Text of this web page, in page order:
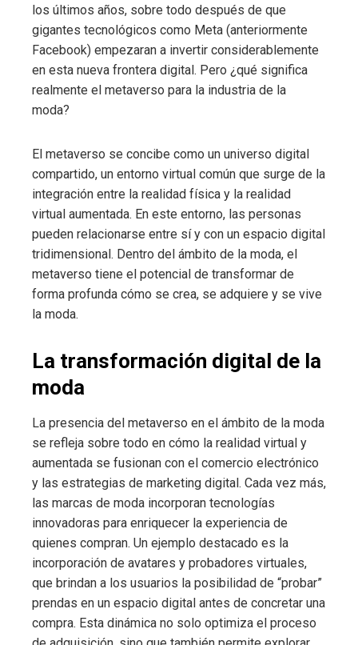
los últimos años, sobre todo después de que
gigantes tecnológicos como Meta (anteriormente
Facebook) empezaran a invertir considerablemente
en esta nueva frontera digital. Pero ¿qué significa
realmente el metaverso para la industria de la
moda?
El metaverso se concibe como un universo digital
compartido, un entorno virtual común que surge de la
integración entre la realidad física y la realidad
virtual aumentada. En este entorno, las personas
pueden relacionarse entre sí y con un espacio digital
tridimensional. Dentro del ámbito de la moda, el
metaverso tiene el potencial de transformar de
forma profunda cómo se crea, se adquiere y se vive
la moda.
La transformación digital de la
moda
La presencia del metaverso en el ámbito de la moda
se refleja sobre todo en cómo la realidad virtual y
aumentada se fusionan con el comercio electrónico
y las estrategias de marketing digital. Cada vez más,
las marcas de moda incorporan tecnologías
innovadoras para enriquecer la experiencia de
quienes compran. Un ejemplo destacado es la
incorporación de avatares y probadores virtuales,
que brindan a los usuarios la posibilidad de “probar”
prendas en un espacio digital antes de concretar una
compra. Esta dinámica no solo optimiza el proceso